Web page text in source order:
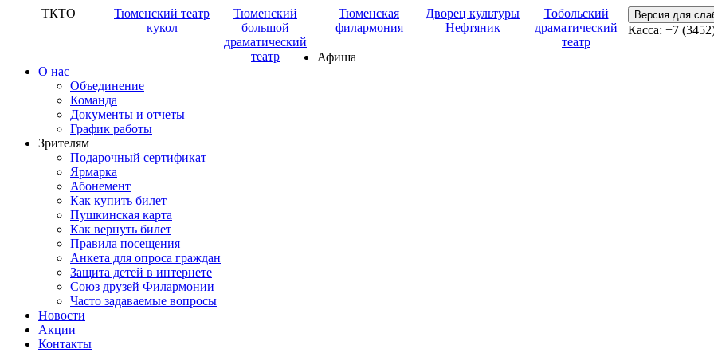
ТКТО
Тюменский театр
кукол
Тюменский
большой
драматический
театр
Тюменская
филармония
Дворец культуры
Нефтяник
Тобольский
драматический
театр
Версия для
Касса: +7
Афиша
О нас
Объединение
Команда
Документы и отчеты
График работы
Зрителям
Подарочный сертификат
Ярмарка
Абонемент
Как купить билет
Пушкинская карта
Как вернуть билет
Правила посещения
Анкета для опроса граждан
Защита детей в интернете
Союз друзей Филармонии
Часто задаваемые вопросы
Новости
Акции
Контакты